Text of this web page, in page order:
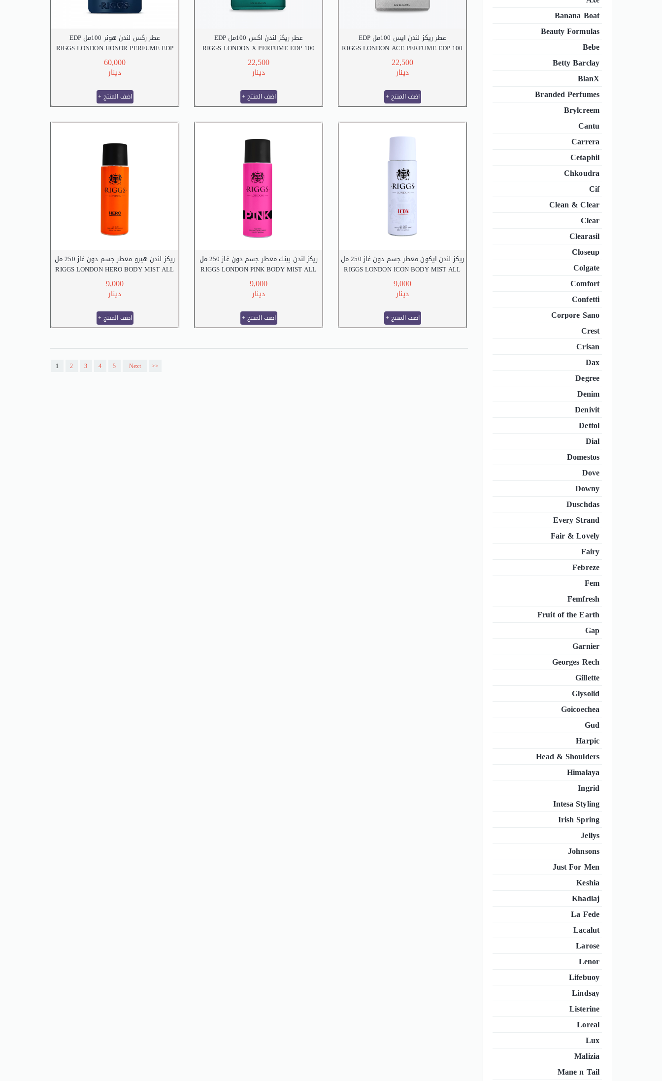
عطر ركس لندن هونر 100مل EDP
RIGGS LONDON HONOR PERFUME EDP
100 M.L
60,000
دينار
+ اضف المنتج
عطر ريكز لندن اكس 100مل EDP
RIGGS LONDON X PERFUME EDP 100
M.L
22,500
دينار
+ اضف المنتج
عطر ريكز لندن ايس 100مل EDP
RIGGS LONDON ACE PERFUME EDP 100
M.L
22,500
دينار
+ اضف المنتج
ريكز لندن هيرو معطر جسم دون غاز 250 مل
RIGGS LONDON HERO BODY MIST ALL
OVER 250 M.L
9,000
دينار
+ اضف المنتج
ريكز لندن بينك معطر جسم دون غاز 250 مل
RIGGS LONDON PINK BODY MIST ALL
OVER 250 M.L
9,000
دينار
+ اضف المنتج
ريكز لندن ايكون معطر جسم دون غاز 250 مل
RIGGS LONDON ICON BODY MIST ALL
OVER 250 M.L
9,000
دينار
+ اضف المنتج
Pages
1 2 3 4 5 Next >>
Banana Boat
Beauty Formulas
Bebe
Betty Barclay
BlanX
Branded Perfumes
Brylcreem
Cantu
Carrera
Cetaphil
Chkoudra
Cif
Clean & Clear
Clear
Clearasil
Closeup
Colgate
Comfort
Confetti
Corpore Sano
Crest
Crisan
Dax
Degree
Denim
Denivit
Dettol
Dial
Domestos
Dove
Downy
Duschdas
Every Strand
Fair & Lovely
Fairy
Febreze
Fem
Femfresh
Fruit of the Earth
Gap
Garnier
Georges Rech
Gillette
Glysolid
Goicoechea
Gud
Harpic
Head & Shoulders
Himalaya
Ingrid
Intesa Styling
Irish Spring
Jellys
Johnsons
Just For Men
Keshia
Khadlaj
La Fede
Lacalut
Larose
Lenor
Lifebuoy
Lindsay
Listerine
Loreal
Lux
Malizia
Mane n Tail